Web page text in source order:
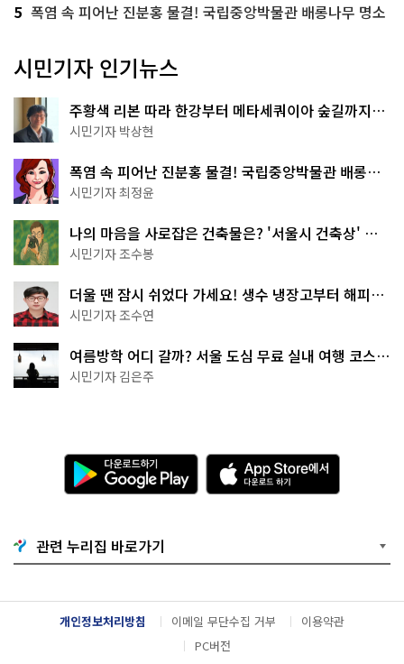
5 폭염 속 피어난 진분홍 물결! 국립중앙박물관 배롱나무 명소
시민기자 인기뉴스
주황색 리본 따라 한강부터 메타세쿼이아 숲길까지…
서울둘레길 15코스
시민기자 박상현
폭염 속 피어난 진분홍 물결! 국립중앙박물관 배롱나
무 명소
시민기자 최정윤
나의 마음을 사로잡은 건축물은? '서울시 건축상' 수
상작 공개!
시민기자 조수봉
더울 땐 잠시 쉬었다 가세요! 생수 냉장고부터 해피소
·무더위쉼터까지
시민기자 조수연
여름방학 어디 갈까? 서울 도심 무료 실내 여행 코스
추천
시민기자 김은주
다
운
로
기
G
o
g
l
e
A
p
p
e
서
다
운
관련 누리집 바로가기
개인정보처리방침 이메일 무단수집 거부
이용약관
PC버전